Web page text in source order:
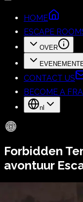
HOME
ESCAPE
OVER
CONTACT US
BECOME A
nl
Forbidden
avontuur